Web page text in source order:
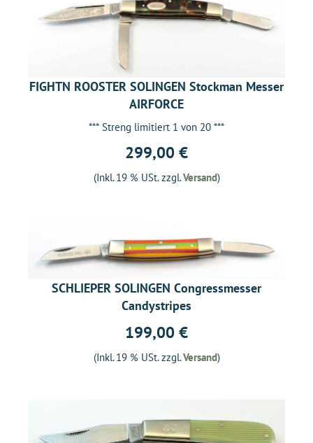
FIGHTN ROOSTER SOLINGEN Stockman Messer
AIRFORCE
*** Streng limitiert 1 von 20 ***
299,00 €
(Inkl. 19 % USt. zzgl.Versand)
SCHLIEPER SOLINGEN Congressmesser
Candystripes
199,00 €
(Inkl. 19 % USt. zzgl.Versand)